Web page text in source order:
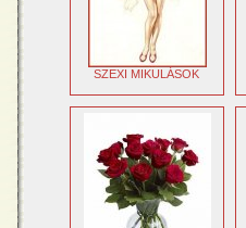
SZEXI MIKULÁSOK